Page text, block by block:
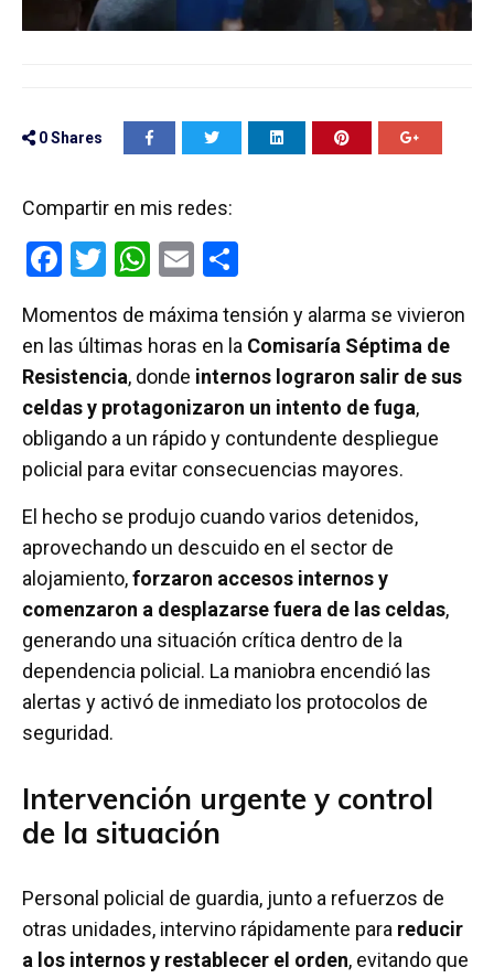
0Shares
Compartir en mis redes:
F
ce
b
o
o
k
T
tt
er
W
at
s
A
p
p
E
ail m
p
ar
tir
Momentos de máxima tensión y alarma se vivieron
en las últimas horas en la Comisaría Séptima de
Resistencia, donde internos lograron salir de sus
celdas y protagonizaron un intento de fuga,
obligando a un rápido y contundente despliegue
policial para evitar consecuencias mayores.
El hecho se produjo cuando varios detenidos,
aprovechando un descuido en el sector de
alojamiento,forzaron accesos internos y
comenzaron a desplazarse fuera de las celdas,
generando una situación crítica dentro de la
dependencia policial. La maniobra encendió las
alertas y activó de inmediato los protocolos de
seguridad.
Intervención urgente y control
de la situación
Personal policial de guardia, junto a refuerzos de
otras unidades, intervino rápidamente para reducir
a los internos y restablecer el orden, evitando que